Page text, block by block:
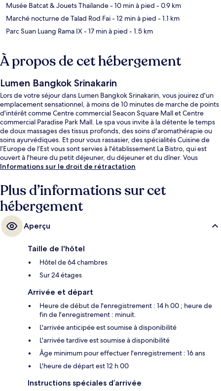
Musée Batcat & Jouets Thaïlande- 10 min à pied - 0.9 km
Marché nocturne de Talad Rod Fai- 12 min à pied - 1.1 km
Parc Suan Luang Rama IX- 17 min à pied - 1.5 km
À propos de cet hébergement
Lumen Bangkok Srinakarin
Lors de votre séjour dans Lumen Bangkok Srinakarin, vous jouirez d'un
emplacement sensationnel, à moins de 10 minutes de marche de points
d'intérêt comme Centre commercial Seacon Square Mall et Centre
commercial Paradise Park Mall. Le spa vous invite à la détente le temps
de doux massages des tissus profonds, des soins d'aromathérapie ou
soins ayurvédiques. Et pour vous rassasier, des spécialités Cuisine de
l’Europe de l’Est vous sont servies à l'établissement La Bistro, qui est
ouvert à l'heure du petit déjeuner, du déjeuner et du dîner. Vous
profiterez ici d'une piscine couverte, d'un bar en bord de piscine, ainsi
linge/sèche-linge et un réfrigérateur.
Informations sur le droit de rétractation
Plus d’informations sur cet
hébergement
Aperçu
Taille de l'hôtel
Hôtel de 64 chambres
Sur 24 étages
Arrivée et départ
Heure de début de l'enregistrement : 14 h 00 ; heure de
fin de l'enregistrement : minuit.
L'arrivée anticipée est soumise à disponibilité
L'arrivée tardive est soumise à disponibilité
Âge minimum pour effectuer l'enregistrement : 16 ans
L'heure de départ est 12 h 00
Instructions spéciales d’arrivée